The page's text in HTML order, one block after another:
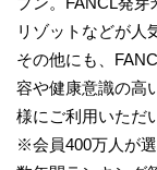
リゾットなどが人
その他にも、
容や健康意識の高
様にご利用いただ
※会員400万人が